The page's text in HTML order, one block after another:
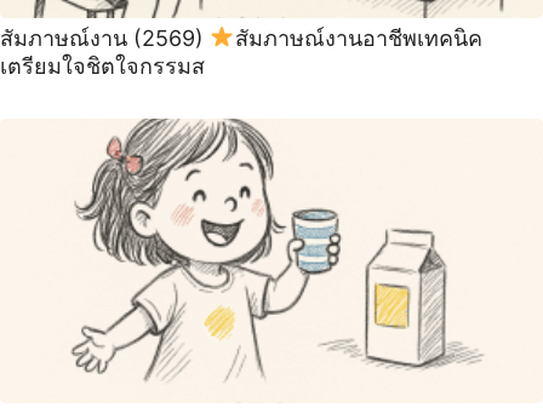
สัมภาษณ์งาน (2569)
สัมภาษณ์งานอาชีพเทคนิค
เตรียมใจชิตใจกรรมส